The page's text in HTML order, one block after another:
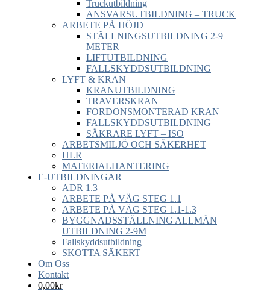
Truckutbildning
ANSVARSUTBILDNING – TRUCK
ARBETE PÅ HÖJD
STÄLLNINGSUTBILDNING 2-9
METER
LIFTUTBILDNING
FALLSKYDDSUTBILDNING
LYFT & KRAN
KRANUTBILDNING
TRAVERSKRAN
FORDONSMONTERAD KRAN
FALLSKYDDSUTBILDNING
SÄKRARE LYFT – ISO
ARBETSMILJÖ OCH SÄKERHET
HLR
MATERIALHANTERING
E-UTBILDNINGAR
ADR 1.3
ARBETE PÅ VÄG STEG 1.1
ARBETE PÅ VÄG STEG 1.1-1.3
BYGGNADSSTÄLLNING ALLMÄN
UTBILDNING 2-9M
Fallskyddsutbildning
SKOTTA SÄKERT
Om Oss
Kontakt
0,00kr